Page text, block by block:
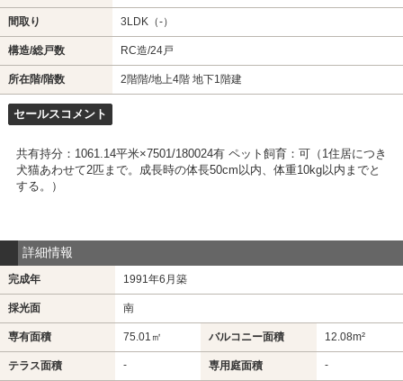
間取り 3LDK（-）
構造/総戸数 RC造/24戸
所在階/階数 2階階/地上4階 地下1階建
セールスコメント
共有持分：1061.14平米×7501/180024有 ペット飼育：可（1住居につき
犬猫あわせて2匹まで。成長時の体長50cm以内、体重10kg以内までと
する。）
詳細情報
完成年 1991年6月築
採光面 南
専有面積 75.01㎡ バルコニー面積 12.08m²
テラス面積 - 専用庭面積 -